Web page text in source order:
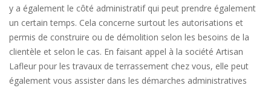
y a également le côté administratif qui peut prendre également
un certain temps. Cela concerne surtout les autorisations et
permis de construire ou de démolition selon les besoins de la
clientèle et selon le cas. En faisant appel à la société Artisan
Lafleur pour les travaux de terrassement chez vous, elle peut
également vous assister dans les démarches administratives